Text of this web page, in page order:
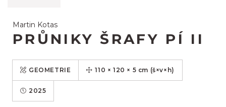
Martin Kotas
PRŮNIKY ŠRAFY PÍ II
GEOMETRIE 110 × 120 × 5 cm (š×v×h)
2025